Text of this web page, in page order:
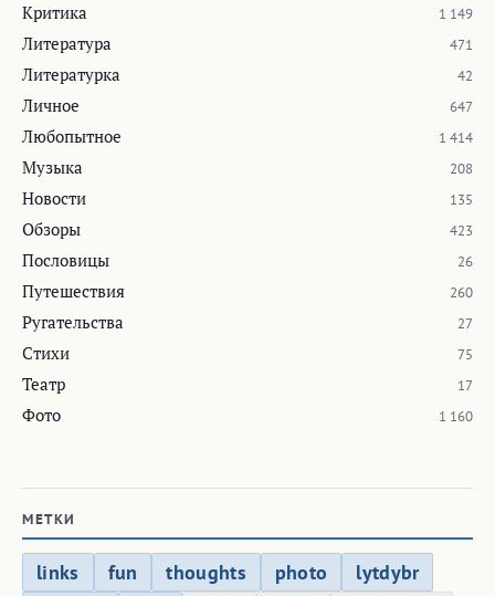
Критика 1 149
Литература 471
Литературка 42
Личное 647
Любопытное 1 414
Музыка 208
Новости 135
Обзоры 423
Пословицы 26
Путешествия 260
Ругательства 27
Стихи 75
Театр 17
Фото 1 160
МЕТКИ
links fun thoughts photo
lytdybr